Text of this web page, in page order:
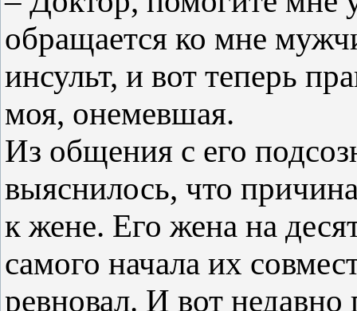
обращается ко мне
инсульт, и вот теперь
моя, онемевшая.
Из общения с его
выяснилось, что
к жене. Его жена на
самого начала их
ревновал. И вот